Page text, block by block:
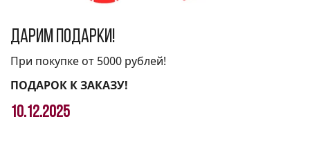
Дарим подарки!
При покупке от 5000 рублей!
ПОДАРОК К ЗАКАЗУ!
10.12.2025